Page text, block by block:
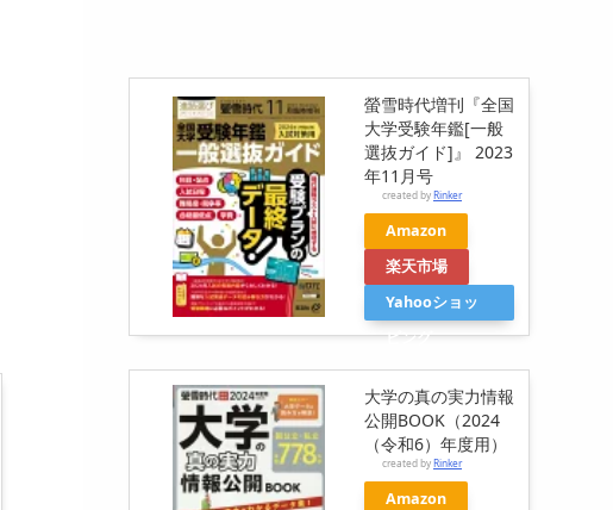
螢雪時代増刊『全国
大学受験年鑑[一般
選抜ガイド]』 2023
年11月号
created byRinker
Amazon
楽天市場
Yahooショッ
ピング
大学の真の実力情報
公開BOOK（2024
（令和6）年度用）
created byRinker
Amazon